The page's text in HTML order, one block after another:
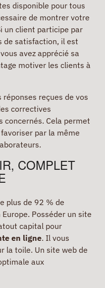
disponible pour tous
de montrer votre
un client participe par
de satisfaction, il est
avez apprécié sa
motiver les clients à
réponses reçues de vos
correctives
concernés. Cela permet
par la même
COMPLET
plus de 92 % de
Posséder un site
capital pour
en ligne. Il vous
la toile. Un site web de
aux